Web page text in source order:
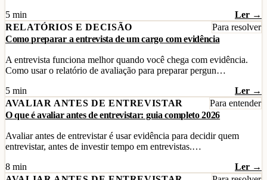
5 min
Ler →
RELATÓRIOS E DECISÃO
Para resolver
Como preparar a entrevista de um cargo com evidência
A entrevista funciona melhor quando você chega com evidência.
Como usar o relatório de avaliação para preparar pergun…
5 min
Ler →
AVALIAR ANTES DE ENTREVISTAR
Para entender
O que é avaliar antes de entrevistar: guia completo 2026
Avaliar antes de entrevistar é usar evidência para decidir quem
entrevistar, antes de investir tempo em entrevistas.…
8 min
Ler →